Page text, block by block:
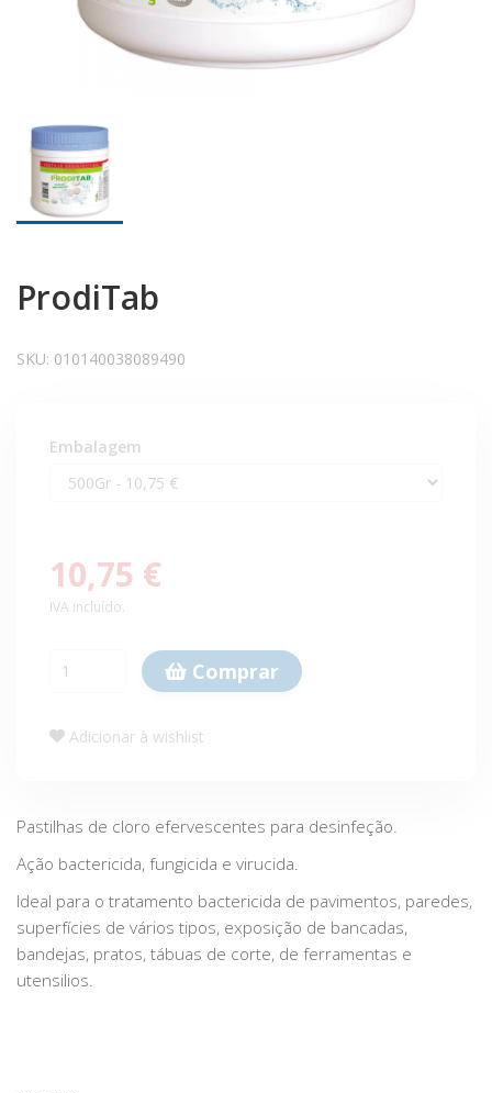
ProdiTab
SKU: 010140038089490
Embalagem
10,75 €
IVA incluído.
Comprar
Adicionar à wishlist
Pastilhas de cloro efervescentes para desinfeção.
Ação bactericida, fungicida e virucida.
Ideal para o tratamento bactericida de pavimentos, paredes,
superfícies de vários tipos, exposição de bancadas,
bandejas, pratos, tábuas de corte, de ferramentas e
utensilios.